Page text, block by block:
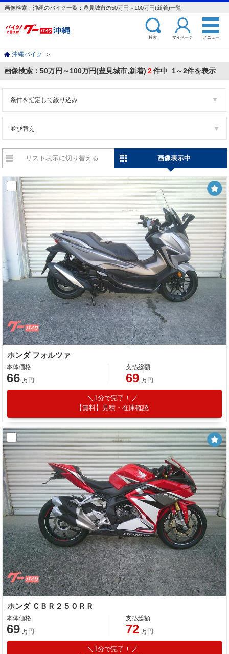
画像検索：沖縄のバイク一覧：豊見城市の50万円～100万円(新着)一覧
検索 マイページ メニュー
沖縄バイク ＞
画像検索：50万円～100万円(豊見城市,新着) 2件中 1～2件を表示
条件を指定して絞り込み
並び替え
リスト表示に切り替える 画像表示中
ホンダ フォルツァ
本体価格
66 万円
支払総額
69 万円
1分で完了！
【無料】見積・在庫確認
ホンダ ＣＢＲ２５０ＲＲ
本体価格
69 万円
支払総額
72 万円
1分で完了！